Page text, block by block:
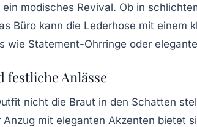
modisches Revival. Ob in
Büro kann die Lederhose mit
wie Statement-Ohrringe oder
Anlässe
nicht die Braut in den Schatten
mit eleganten Akzenten bietet